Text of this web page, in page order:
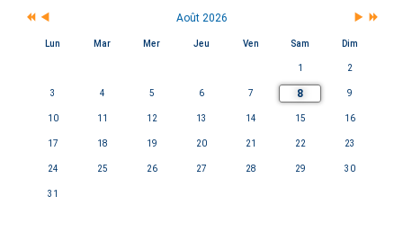
Août 2026
Lun Mar Mer Jeu Ven Sam Dim
1 2
3 4 5 6 7 8 9
10 11 12 13 14 15 16
17 18 19 20 21 22 23
24 25 26 27 28 29 30
31